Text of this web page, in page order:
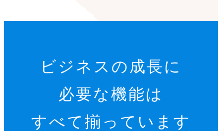
ビジネスの成長に
必要な機能は
すべて揃っています